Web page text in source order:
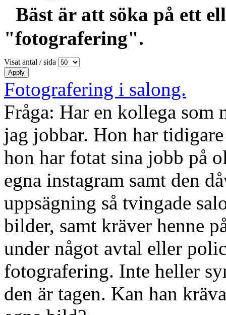
Bäst är att söka på ett
"fotografering".
Visat antal / sida
Fotografering i salong.
Fråga: Har en kollega som
jag jobbar. Hon har
hon har fotat sina jobb på
egna instagram samt den
uppsägning så tvingade
bilder, samt kräver henne
under något avtal eller
fotografering. Inte heller
den är tagen. Kan han